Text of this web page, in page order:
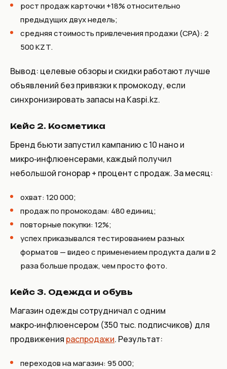
рост продаж карточки +18% относительно
предыдущих двух недель;
средняя стоимость привлечения продажи (CPA): 2
500 KZT.
Вывод: целевые обзоры и скидки работают лучше
объявлений без привязки к промокоду, если
синхронизировать запасы на Kaspi.kz.
Кейс 2. Косметика
Бренд бьюти запустил кампанию с 10 нано и
микро‑инфлюенсерами, каждый получил
небольшой гонорар + процент с продаж. За месяц:
охват: 120 000;
продаж по промокодам: 480 единиц;
повторные покупки: 12%;
успех приказывался тестированием разных
форматов — видео с применением продукта дали в 2
раза больше продаж, чем просто фото.
Кейс 3. Одежда и обувь
Магазин одежды сотрудничал с одним
макро‑инфлюенсером (350 тыс. подписчиков) для
продвижения распродажи. Результат:
переходов на магазин: 95 000;